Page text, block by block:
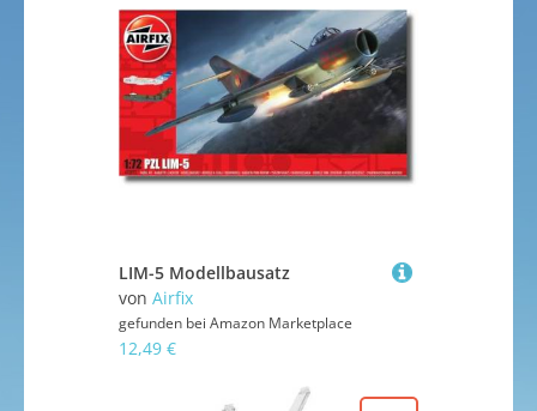
LIM-5 Modellbausatz
von Airfix
gefunden bei Amazon Marketplace
12,49 €